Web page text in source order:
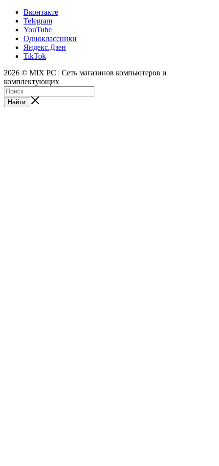
Вконтакте
Telegram
YouTube
Одноклассники
Яндекс.Дзен
TikTok
2026 © MIX PC | Сеть магазинов компьютеров и
комплектующих
Найти